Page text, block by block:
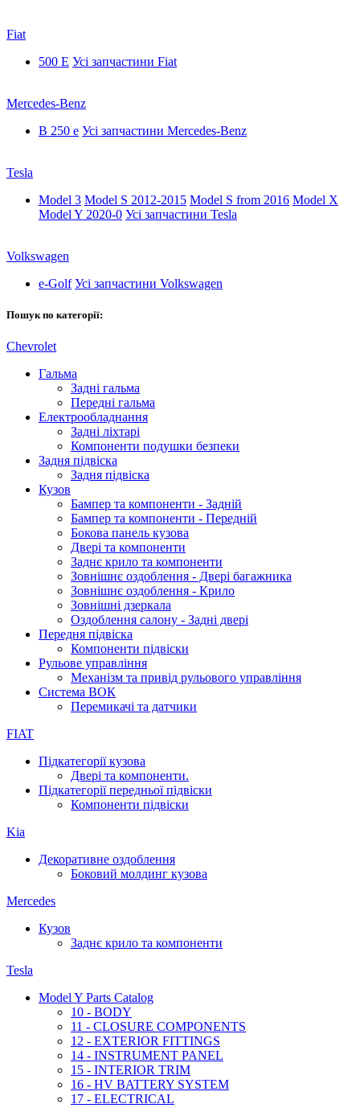
Fiat
500 E Усі запчастини Fiat
Mercedes-Benz
B 250 e Усі запчастини Mercedes-Benz
Tesla
Model 3 Model S 2012-2015 Model S from 2016 Model X
Model Y 2020-0 Усі запчастини Tesla
Volkswagen
e-Golf Усі запчастини Volkswagen
Пошук по категорії:
Chevrolet
Гальма
Задні гальма
Передні гальма
Електрообладнання
Задні ліхтарі
Компоненти подушки безпеки
Задня підвіска
Задня підвіска
Кузов
Бампер та компоненти - Задній
Бампер та компоненти - Передній
Бокова панель кузова
Двері та компоненти
Заднє крило та компоненти
Зовнішнє оздоблення - Двері багажника
Зовнішнє оздоблення - Крило
Зовнішні дзеркала
Оздоблення салону - Задні двері
Передня підвіска
Компоненти підвіски
Рульове управління
Механізм та привід рульового управління
Система ВОК
Перемикачі та датчики
FIAT
Підкатегорії кузова
Двері та компоненти.
Підкатегорії передньої підвіски
Компоненти підвіски
Kia
Декоративне оздоблення
Боковий молдинг кузова
Mercedes
Кузов
Заднє крило та компоненти
Tesla
Model Y Parts Catalog
10 - BODY
11 - CLOSURE COMPONENTS
12 - EXTERIOR FITTINGS
14 - INSTRUMENT PANEL
15 - INTERIOR TRIM
16 - HV BATTERY SYSTEM
17 - ELECTRICAL